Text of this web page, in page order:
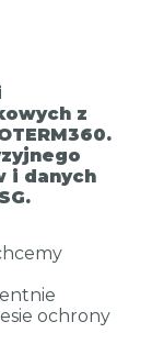
z
i danych
ochrony